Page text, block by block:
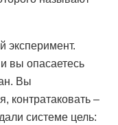
эксперимент.
вы опасаетесь
Вы
контратаковать –
системе цель: